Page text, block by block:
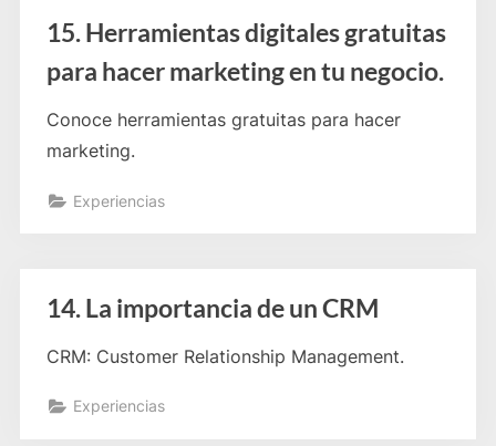
15. Herramientas digitales gratuitas
para hacer marketing en tu negocio.
Conoce herramientas gratuitas para hacer
marketing.
Experiencias
14. La importancia de un CRM
CRM: Customer Relationship Management.
Experiencias